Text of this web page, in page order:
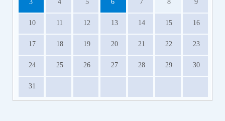
3 4 5 6 7 8 9
10 11 12 13 14 15 16
17 18 19 20 21 22 23
24 25 26 27 28 29 30
31